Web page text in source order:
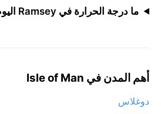
ما درجة الحرارة في Ramsey اليوم؟
أهم المدن في Isle of Man
دوغلاس